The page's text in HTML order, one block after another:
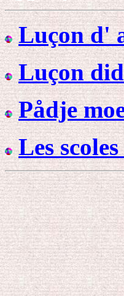
Luçon d'
Luçon
Pådje
Les